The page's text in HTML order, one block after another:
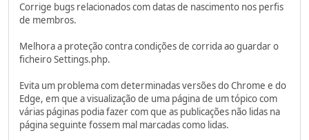
Corrige bugs relacionados com datas de nascimento nos perfis
de membros.
Melhora a proteção contra condições de corrida ao guardar o
ficheiro Settings.php.
Evita um problema com determinadas versões do Chrome e do
Edge, em que a visualização de uma página de um tópico com
várias páginas podia fazer com que as publicações não lidas na
página seguinte fossem mal marcadas como lidas.